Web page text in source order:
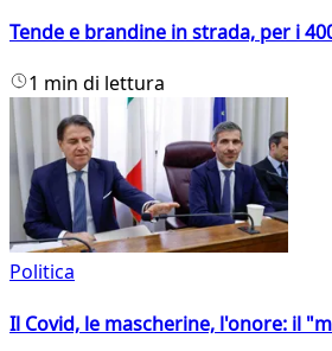
Tende e brandine in strada, per i
1 min di lettura
Politica
Il Covid, le mascherine, l'onore: il